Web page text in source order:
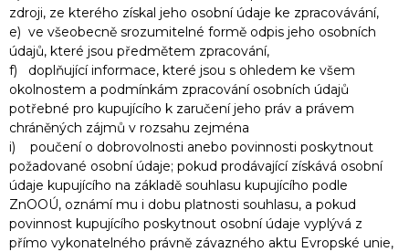
zdroji, ze kterého získal jeho osobní údaje ke zpracovávání,
e) ve všeobecně srozumitelné formě odpis jeho osobních
údajů, které jsou předmětem zpracování,
f) doplňující informace, které jsou s ohledem ke všem
okolnostem a podmínkám zpracování osobních údajů
potřebné pro kupujícího k zaručení jeho práv a právem
chráněných zájmů v rozsahu zejména
i) poučení o dobrovolnosti anebo povinnosti poskytnout
požadované osobní údaje; pokud prodávající získává osobní
údaje kupujícího na základě souhlasu kupujícího podle
ZnOOÚ, oznámí mu i dobu platnosti souhlasu, a pokud
povinnost kupujícího poskytnout osobní údaje vyplývá z
přímo vykonatelného právně závazného aktu Evropské unie,